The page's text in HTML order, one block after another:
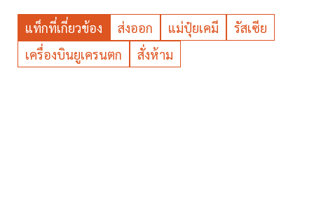
แท็กที่เกี่ยวข้อง ส่งออก แม่ปุ๋ยเคมี
รัสเซีย
เครื่องบินยูเครนตก
สั่งห้าม